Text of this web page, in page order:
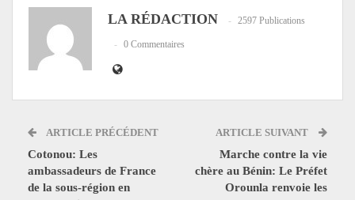
LA RÉDACTION 2597 Publications
0 Commentaires
ARTICLE PRÉCÉDENT
Cotonou: Les
ambassadeurs de France
de la sous-région en
ARTICLE SUIVANT
Marche contre la vie
chère au Bénin: Le Préfet
Orounla renvoie les